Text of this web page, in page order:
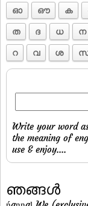
ഓ ഔ ക
ത ദ ധ ന
റ വ ശ
Write your word
the meaning of
use & enjoy....
ഞങ്ങള്‍